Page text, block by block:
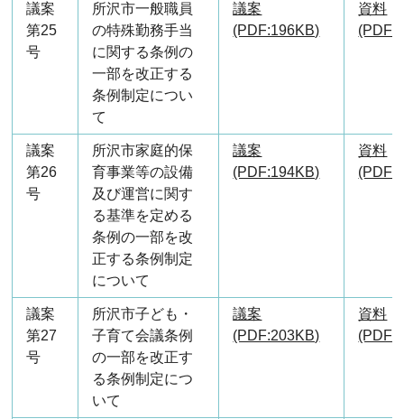
議案
第25
号
所沢市一般職員
の特殊勤務手当
に関する条例の
一部を改正する
条例制定につい
て
議案
(PDF:196KB)
資料
議案
第26
号
所沢市家庭的保
育事業等の設備
及び運営に関す
る基準を定める
条例の一部を改
正する条例制定
について
議案
(PDF:194KB)
資料
議案
第27
号
所沢市子ども・
子育て会議条例
の一部を改正す
る条例制定につ
いて
議案
(PDF:203KB)
資料